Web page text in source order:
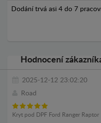
Dodání trvá asi 4 do 7
Hodnocení
2025-12-12 23:02:20
Road
Kryt pod DPF Ford Ranger Raptor